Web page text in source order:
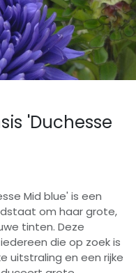
'Duchesse
Mid blue' is een
om haar grote,
tinten. Deze
die op zoek is
uitstraling en een rijke